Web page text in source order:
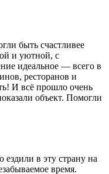
быть счастливее
и уютной, с
идеальное — всего в
ресторанов и
И всё прошло очень
объект. Помогли
в эту страну на
время.